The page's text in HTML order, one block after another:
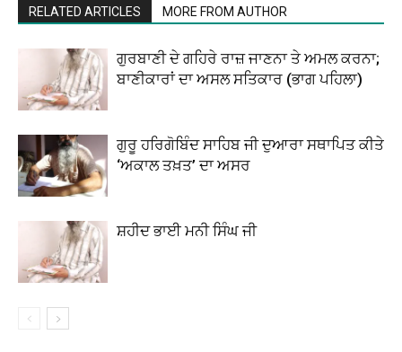
RELATED ARTICLES MORE FROM AUTHOR
ਗੁਰਬਾਣੀ ਦੇ ਗਹਿਰੇ ਰਾਜ਼ ਜਾਣਨਾ ਤੇ ਅਮਲ ਕਰਨਾ;
ਬਾਣੀਕਾਰਾਂ ਦਾ ਅਸਲ ਸਤਿਕਾਰ (ਭਾਗ ਪਹਿਲਾ)
ਗੁਰੂ ਹਰਿਗੋਬਿੰਦ ਸਾਹਿਬ ਜੀ ਦੁਆਰਾ ਸਥਾਪਿਤ ਕੀਤੇ
‘ਅਕਾਲ ਤਖ਼ਤ’ ਦਾ ਅਸਰ
ਸ਼ਹੀਦ ਭਾਈ ਮਨੀ ਸਿੰਘ ਜੀ